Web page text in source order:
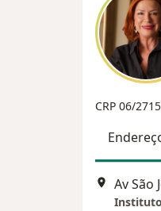
CRP 06/
Av São